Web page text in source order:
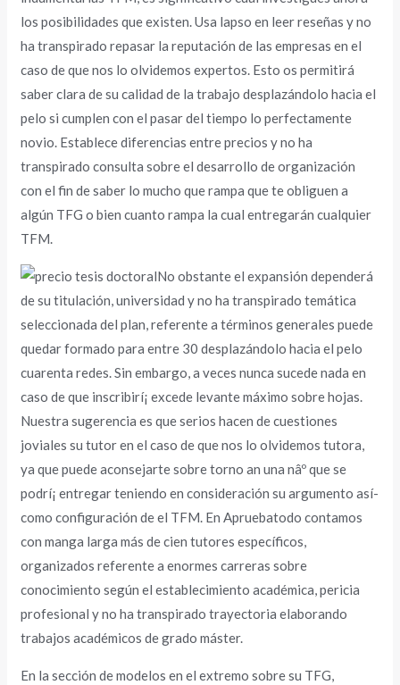
los posibilidades que existen. Usa lapso en leer reseñas y no
ha transpirado repasar la reputación de las empresas en el
caso de que nos lo olvidemos expertos. Esto os permitirá
saber clara de su calidad de la trabajo desplazándolo hacia el
pelo si cumplen con el pasar del tiempo lo perfectamente
novio. Establece diferencias entre precios y no ha
transpirado consulta sobre el desarrollo de organización
con el fin de saber lo mucho que rampa que te obliguen a
algún TFG o bien cuanto rampa la cual entregarán cualquier
TFM.
No obstante el expansión dependerá
de su titulación, universidad y no ha transpirado temática
seleccionada del plan, referente a términos generales puede
quedar formado para entre 30 desplazándolo hacia el pelo
cuarenta redes. Sin embargo, a veces nunca sucede nada en
caso de que inscribirí¡ excede levante máximo sobre hojas.
Nuestra sugerencia es que serios hacen de cuestiones
joviales su tutor en el caso de que nos lo olvidemos tutora,
ya que puede aconsejarte sobre torno an una nâº que se
podrí¡ entregar teniendo en consideración su argumento así­
como configuración de el TFM. En Apruebatodo contamos
con manga larga más de cien tutores especí­ficos,
organizados referente a enormes carreras sobre
conocimiento según el establecimiento académica, pericia
profesional y no ha transpirado trayectoria elaborando
trabajos académicos de grado máster.
En la sección de modelos en el extremo sobre su TFG,